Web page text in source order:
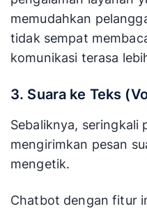
memudahkan
tidak sempat
komunikasi terasa
3. Suara ke Teks
Sebaliknya, seringkali
mengirimkan pesan
mengetik.
Chatbot dengan fitur